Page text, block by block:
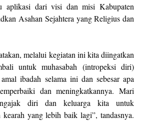
aplikasi dari visi dan misi Kabupaten
Asahan Sejahtera yang Religius dan
melalui kegiatan ini kita diingatkan
untuk muhasabah (intropeksi diri)
ibadah selama ini dan sebesar apa
dan meningkatkannya. Mari
diri dan keluarga kita untuk
kearah yang lebih baik lagi”, tandasnya.